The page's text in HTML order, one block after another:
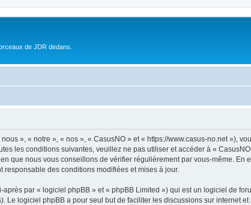
de JDR dedans.
», « notre », « nos », « CasusNO » et « https://www.casus-no.net »),
les conditions suivantes, veuillez ne pas utiliser et accéder à «
que nous vous conseillons de vérifier régulièrement par vous-même.
responsable des conditions modifiées et mises à jour.
par « logiciel phpBB » et « phpBB Limited ») qui est un logiciel de
Le logiciel phpBB a pour seul but de faciliter les discussions sur internet